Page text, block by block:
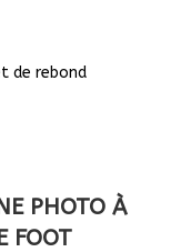
de rebond
PHOTO À
FOOT